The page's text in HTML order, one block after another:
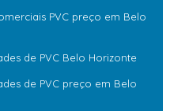
PVC preço em Belo
de PVC Belo Horizonte
de PVC preço em Belo